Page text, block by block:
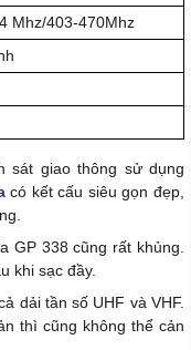
Mhz/403-470Mhz
sát giao thông sử dụng
có kết cấu siêu gọn đẹp,
GP 338 cũng rất khủng.
khi sạc đầy.
dải tần số UHF và VHF.
thì cũng không thể cản